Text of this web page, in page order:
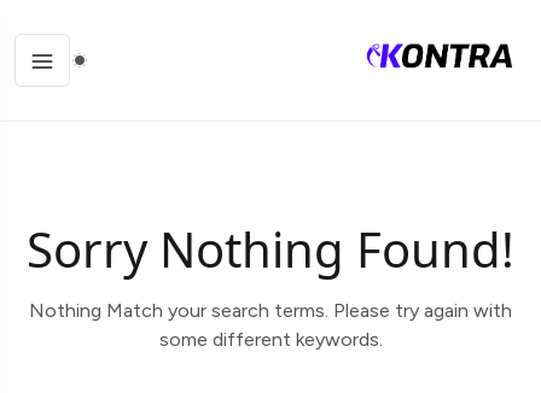
Sorry Nothing Found!
Nothing Match your search terms. Please try again with
some different keywords.